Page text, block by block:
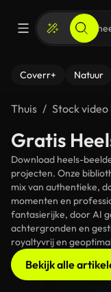
Coverr+ Natuur
Thuis Stock
Gratis
Download heels-
projecten. Onze
mix van authentieke,
momenten en
fantasierijke, door AI
achtergronden en
royaltyvrij en
Bekijk alle